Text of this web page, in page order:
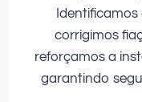
corrigimos
reforçamos a
garantindo